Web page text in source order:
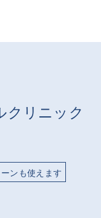
ンも使えます